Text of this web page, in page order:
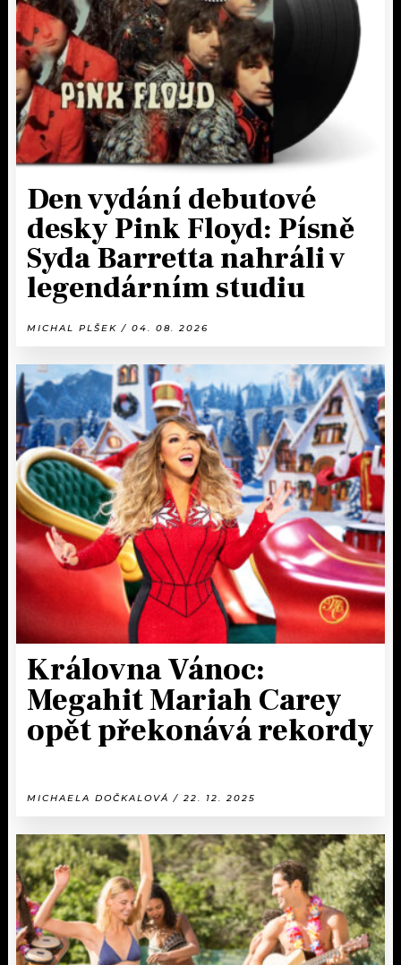
KALENDÁŘ
KVÍZY
VIP
TRENDY
MIX
OSTATNÍ
PROGRAM
PLAYLIST
JAK NALADIT
Den vydání debutové
desky Pink Floyd: Písně
Syda Barretta nahráli v
legendárním studiu
MICHAL PLŠEK / 04. 08. 2026
Královna Vánoc:
Megahit Mariah Carey
opět překonává rekordy
MICHAELA DOČKALOVÁ / 22. 12. 2025